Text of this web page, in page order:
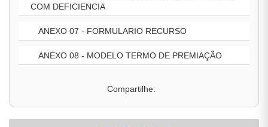
COM DEFICIENCIA
ANEXO 07 - FORMULARIO RECURSO
ANEXO 08 - MODELO TERMO DE PREMIAÇÃO
Compartilhe: